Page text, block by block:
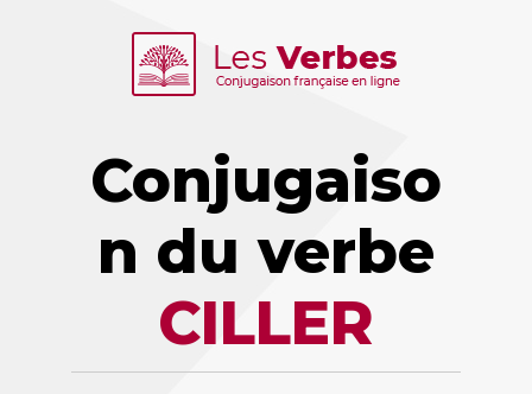
Conjugaiso
n du verbe
CILLER